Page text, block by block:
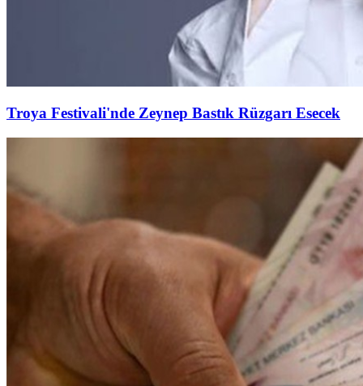
Troya Festivali'nde Zeynep Bastık Rüzgarı Esecek